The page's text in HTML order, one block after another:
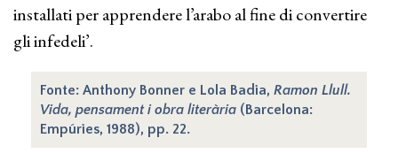
installati per apprendere l’arabo al fine di convertire
gli infedeli’.
Fonte: Anthony Bonner e Lola Badia, Ramon Llull.
Vida, pensament i obra literària (Barcelona:
Empúries, 1988), pp. 22.